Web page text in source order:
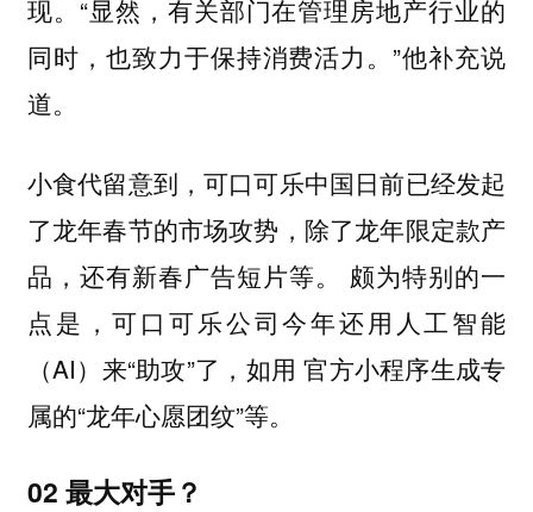
现。“显然，有关部门在管理房地产行业的
同时，也致力于保持消费活力。”他补充说
道。
小食代留意到，可口可乐中国日前已经发起
了龙年春节的市场攻势，除了龙年限定款产
品，还有新春广告短片等。 颇为特别的一
点是，可口可乐公司今年还用人工智能
（AI）来“助攻”了，如用 官方小程序生成专
属的“龙年心愿团纹”等。
02 最大对手？